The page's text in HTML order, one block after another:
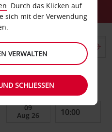
. Durch das Klicken auf
sich mit der Verwendung
VERWALTEN
SCHLIESSEN